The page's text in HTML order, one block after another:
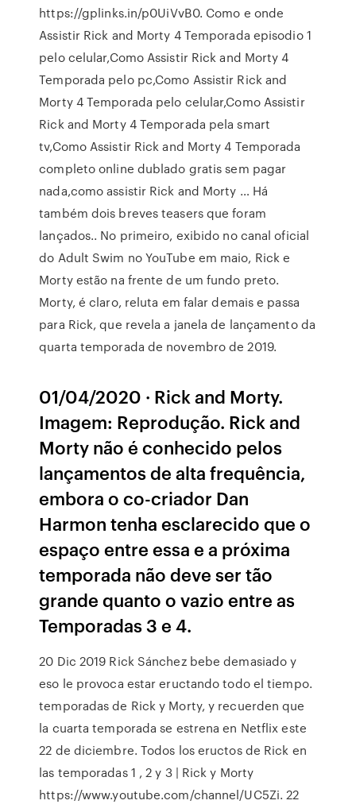
https://gplinks.in/p0UiVvB0. Como e onde
Assistir Rick and Morty 4 Temporada episodio 1
pelo celular,Como Assistir Rick and Morty 4
Temporada pelo pc,Como Assistir Rick and
Morty 4 Temporada pelo celular,Como Assistir
Rick and Morty 4 Temporada pela smart
tv,Como Assistir Rick and Morty 4 Temporada
completo online dublado gratis sem pagar
nada,como assistir Rick and Morty … Há
também dois breves teasers que foram
lançados.. No primeiro, exibido no canal oficial
do Adult Swim no YouTube em maio, Rick e
Morty estão na frente de um fundo preto.
Morty, é claro, reluta em falar demais e passa
para Rick, que revela a janela de lançamento da
quarta temporada de novembro de 2019.
01/04/2020 · Rick and Morty.
Imagem: Reprodução. Rick and
Morty não é conhecido pelos
lançamentos de alta frequência,
embora o co-criador Dan
Harmon tenha esclarecido que o
espaço entre essa e a próxima
temporada não deve ser tão
grande quanto o vazio entre as
Temporadas 3 e 4.
20 Dic 2019 Rick Sánchez bebe demasiado y
eso le provoca estar eructando todo el tiempo.
temporadas de Rick y Morty, y recuerden que
la cuarta temporada se estrena en Netflix este
22 de diciembre. Todos los eructos de Rick en
las temporadas 1 , 2 y 3 | Rick y Morty
https://www.youtube.com/channel/UC5Zi. 22